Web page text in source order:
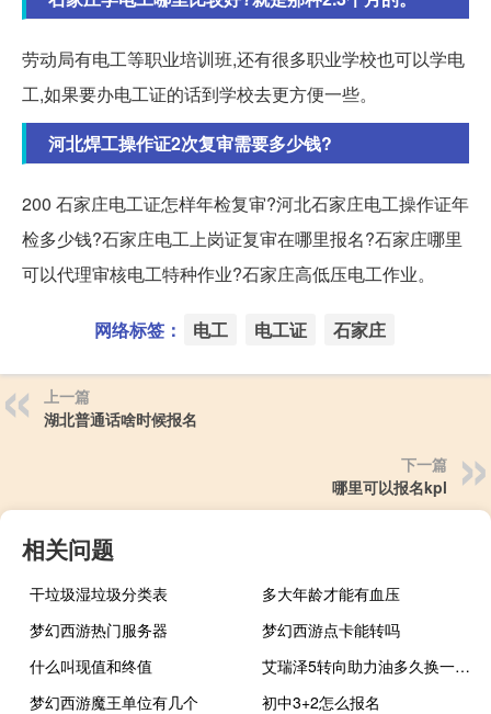
劳动局有电工等职业培训班,还有很多职业学校也可以学电
工,如果要办电工证的话到学校去更方便一些。
河北焊工操作证2次复审需要多少钱?
200 石家庄电工证怎样年检复审?河北石家庄电工操作证年
检多少钱?石家庄电工上岗证复审在哪里报名?石家庄哪里
可以代理审核电工特种作业?石家庄高低压电工作业。
网络标签： 电工 电工证 石家庄
上一篇
湖北普通话啥时候报名
下一篇
哪里可以报名kpl
相关问题
干垃圾湿垃圾分类表
多大年龄才能有血压
梦幻西游热门服务器
梦幻西游点卡能转吗
什么叫现值和终值
艾瑞泽5转向助力油多久换一次（转向助力油多久换一次）
梦幻西游魔王单位有几个
初中3+2怎么报名